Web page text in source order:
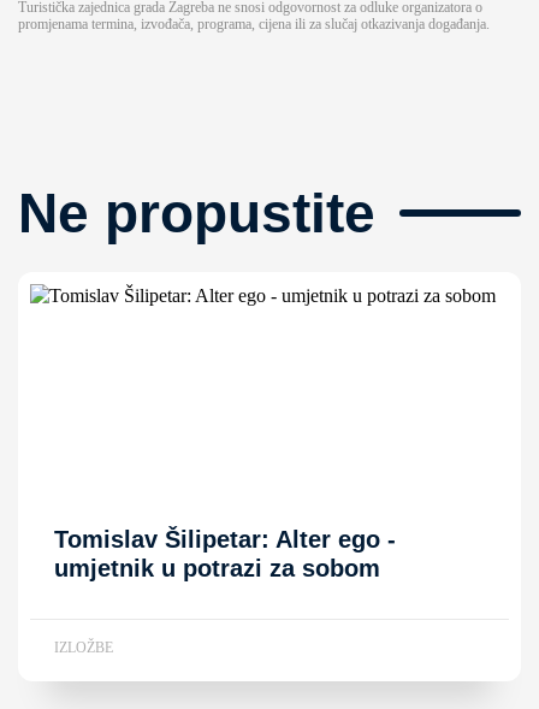
Turistička zajednica grada Zagreba ne snosi odgovornost za odluke organizatora o
promjenama termina, izvođača, programa, cijena ili za slučaj otkazivanja događanja.
Ne propustite
Tomislav Šilipetar: Alter ego -
umjetnik u potrazi za sobom
IZLOŽBE